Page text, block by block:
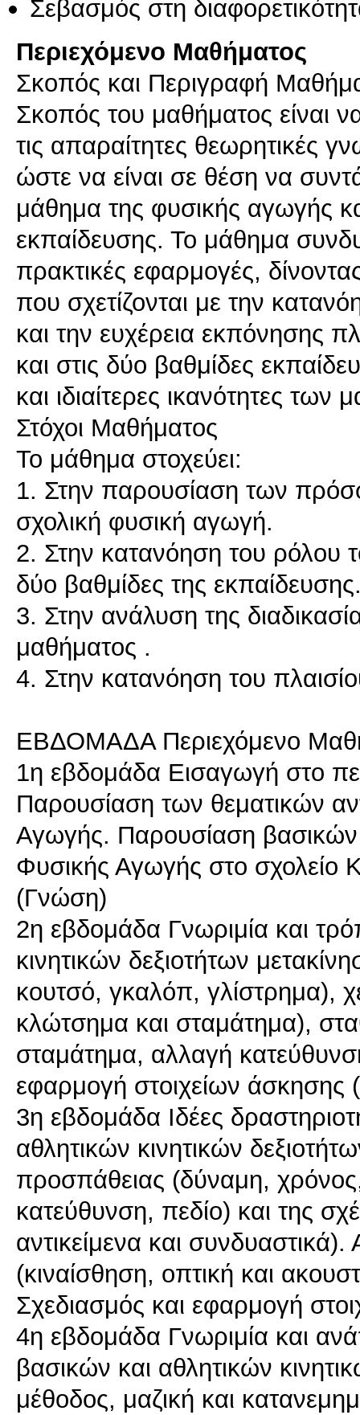
Σεβασμός στη
Περιεχόμενο Μαθήματος
Σκοπός και Περιγραφή
Σκοπός του μαθήματος είναι
τις απαραίτητες θεωρητικές
ώστε να είναι σε θέση να
μάθημα της φυσικής αγωγής
εκπαίδευσης. Το μάθημα
πρακτικές εφαρμογές,
που σχετίζονται με την
και την ευχέρεια εκπόνησης
και στις δύο βαθμίδες
και ιδιαίτερες ικανότητες των
Στόχοι Μαθήματος
Το μάθημα στοχεύει:
1. Στην παρουσίαση των
σχολική φυσική αγωγή.
2. Στην κατανόηση του ρόλου
δύο βαθμίδες της
3. Στην ανάλυση της
μαθήματος .
4. Στην κατανόηση του
ΕΒΔΟΜΑΔΑ Περιεχόμενο
1η εβδομάδα Εισαγωγή στο
Παρουσίαση των θεματικών
Αγωγής. Παρουσίαση βασικών
Φυσικής Αγωγής στο σχολείο
(Γνώση)
2η εβδομάδα Γνωριμία και
κινητικών δεξιοτήτων
κουτσό, γκαλόπ, γλίστρημα),
κλώτσημα και σταμάτημα),
σταμάτημα, αλλαγή
εφαρμογή στοιχείων άσκησης
3η εβδομάδα Ιδέες
αθλητικών κινητικών
προσπάθειας (δύναμη,
κατεύθυνση, πεδίο) και της
αντικείμενα και
(κιναίσθηση, οπτική και
Σχεδιασμός και εφαρμογή
4η εβδομάδα Γνωριμία και
βασικών και αθλητικών
μέθοδος, μαζική και